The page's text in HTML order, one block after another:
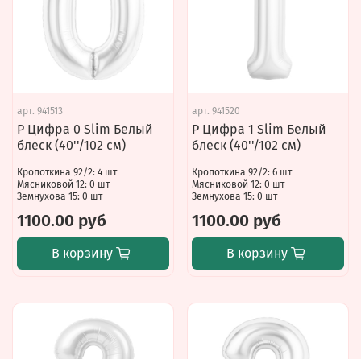
арт. 941513
Р Цифра 0 Slim Белый
блеск (40''/102 см)
Кропоткина 92/2: 4 шт
Мясниковой 12: 0 шт
Земнухова 15: 0 шт
1100.00 руб
В корзину
арт. 941520
Р Цифра 1 Slim Белый
блеск (40''/102 см)
Кропоткина 92/2: 6 шт
Мясниковой 12: 0 шт
Земнухова 15: 0 шт
1100.00 руб
В корзину